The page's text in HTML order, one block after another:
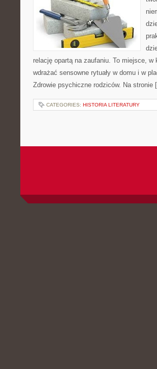
relację opartą na zaufaniu. To miejsce,
wdrażać sensowne rytuały w domu i w
Zdrowie psychiczne rodziców. Na stronie
CATEGORIES: HISTORIA LITERATURY